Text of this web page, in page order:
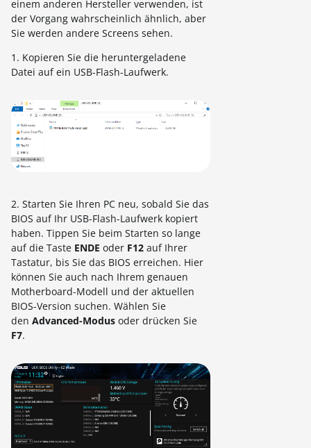
einem anderen Hersteller verwenden, ist
der Vorgang wahrscheinlich ähnlich, aber
Sie werden andere Screens sehen.
1. Kopieren Sie die heruntergeladene
Datei auf ein USB-Flash-Laufwerk.
2. Starten Sie Ihren PC neu, sobald Sie das
BIOS auf Ihr USB-Flash-Laufwerk kopiert
haben. Tippen Sie beim Starten so lange
auf die Taste ENDE oder F12 auf Ihrer
Tastatur, bis Sie das BIOS erreichen. Hier
können Sie auch nach Ihrem genauen
Motherboard-Modell und der aktuellen
BIOS-Version suchen. Wählen Sie
den Advanced-Modus oder drücken Sie
F7.